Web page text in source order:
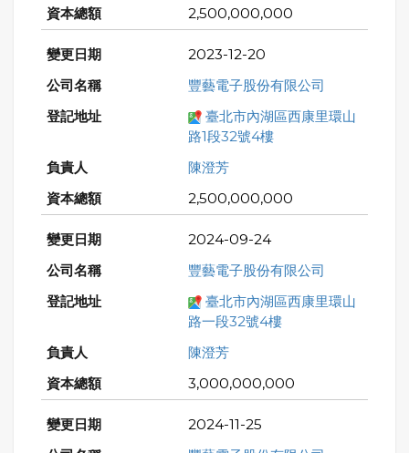
2,500,000,000
2023-12-20
豐藝電子股份有限公司
臺北市內湖區西康里環山
路1段32號4樓
陳澄芳
2,500,000,000
2024-09-24
豐藝電子股份有限公司
臺北市內湖區西康里環山
路一段32號4樓
陳澄芳
3,000,000,000
2024-11-25